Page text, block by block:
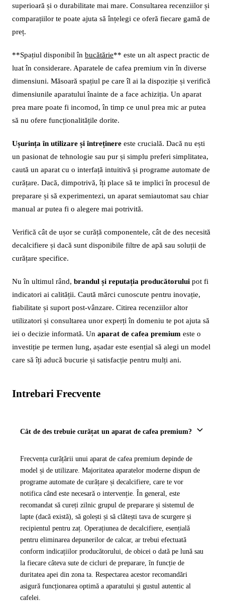
superioară și o durabilitate mai mare. Consultarea recenziilor și
comparațiilor te poate ajuta să înțelegi ce oferă fiecare gamă de
preț.
**Spațiul disponibil în bucătărie** este un alt aspect practic de
luat în considerare. Aparatele de cafea premium vin în diverse
dimensiuni. Măsoară spațiul pe care îl ai la dispoziție și verifică
dimensiunile aparatului înainte de a face achiziția. Un aparat
prea mare poate fi incomod, în timp ce unul prea mic ar putea
să nu ofere funcționalitățile dorite.
Ușurința în utilizare și întreținere este crucială. Dacă nu ești
un pasionat de tehnologie sau pur și simplu preferi simplitatea,
caută un aparat cu o interfață intuitivă și programe automate de
curățare. Dacă, dimpotrivă, îți place să te implici în procesul de
preparare și să experimentezi, un aparat semiautomat sau chiar
manual ar putea fi o alegere mai potrivită.
Verifică cât de ușor se curăță componentele, cât de des necesită
decalcifiere și dacă sunt disponibile filtre de apă sau soluții de
curățare specifice.
Nu în ultimul rând, brandul și reputația producătorului pot fi
indicatori ai calității. Caută mărci cunoscute pentru inovație,
fiabilitate și suport post-vânzare. Citirea recenziilor altor
utilizatori și consultarea unor experți în domeniu te pot ajuta să
iei o decizie informată. Un aparat de cafea premium este o
investiție pe termen lung, așadar este esențial să alegi un model
care să îți aducă bucurie și satisfacție pentru mulți ani.
Intrebari Frecvente
Cât de des trebuie curățat un aparat de cafea premium?
Frecvența curățării unui aparat de cafea premium depinde de
model și de utilizare. Majoritatea aparatelor moderne dispun de
programe automate de curățare și decalcifiere, care te vor
notifica când este necesară o intervenție. În general, este
recomandat să cureți zilnic grupul de preparare și sistemul de
lapte (dacă există), să golești și să clătești tava de scurgere și
recipientul pentru zaț. Operațiunea de decalcifiere, esențială
pentru eliminarea depunerilor de calcar, ar trebui efectuată
conform indicațiilor producătorului, de obicei o dată pe lună sau
la fiecare câteva sute de cicluri de preparare, în funcție de
duritatea apei din zona ta. Respectarea acestor recomandări
asigură funcționarea optimă a aparatului și gustul autentic al
cafelei.